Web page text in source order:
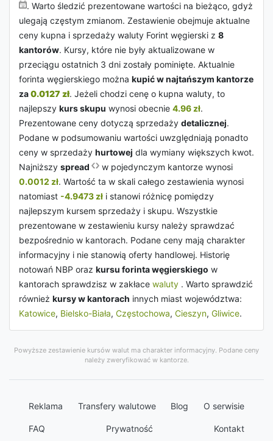
. Warto śledzić prezentowane wartości na bieżąco, gdyż
ulegają częstym zmianom. Zestawienie obejmuje aktualne
ceny kupna i sprzedaży waluty Forint węgierski z 8
kantorów. Kursy, które nie były aktualizowane w
przeciągu ostatnich 3 dni zostały pominięte. Aktualnie
forinta węgierskiego można kupić w najtańszym kantorze
za0.0127 zł. Jeżeli chodzi cenę o kupna waluty, to
najlepszy kurs skupu wynosi obecnie 4.96 zł.
Prezentowane ceny dotyczą sprzedaży detalicznej.
Podane w podsumowaniu wartości uwzględniają ponadto
ceny w sprzedaży hurtowej dla wymiany większych kwot.
Najniższy spread
w pojedynczym kantorze wynosi
0.0012 zł. Wartość ta w skali całego zestawienia wynosi
natomiast -4.9473 zł i stanowi różnicę pomiędzy
najlepszym kursem sprzedaży i skupu. Wszystkie
prezentowane w zestawieniu kursy należy sprawdzać
bezpośrednio w kantorach. Podane ceny mają charakter
informacyjny i nie stanowią oferty handlowej. Historię
notowań NBP oraz kursu forinta węgierskiego w
kantorach sprawdzisz w zakłace waluty . Warto sprawdzić
również kursy w kantorach innych miast województwa:
Katowice, Bielsko-Biała, Częstochowa, Cieszyn, Gliwice.
Powyższe zestawienie kursów walut ma charakter informacyjny. Podane ceny
należy zweryfikować w kantorze.
Reklama Transfery walutowe Blog O serwisie
FAQ Prywatność Kontakt